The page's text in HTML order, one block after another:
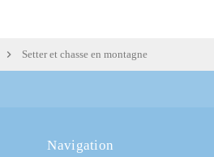
Setter et chasse en montagne
Navigation